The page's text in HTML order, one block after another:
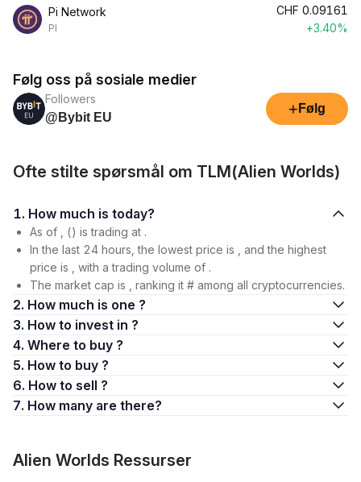
Pi Network
PI
CHF 0.09161
+3.40%
Følg oss på sosiale medier
Followers
@Bybit EU
+ Følg
Ofte stilte spørsmål om TLM(Alien Worlds)
1. How much is today?
As of , () is trading at .
In the last 24 hours, the lowest price is , and the highest
price is , with a trading volume of .
The market cap is , ranking it # among all cryptocurrencies.
2. How much is one ?
3. How to invest in ?
4. Where to buy ?
5. How to buy ?
6. How to sell ?
7. How many are there?
Alien Worlds Ressurser